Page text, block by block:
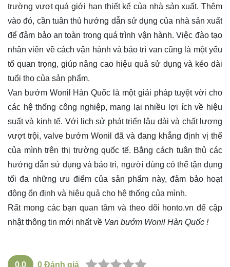
trường vượt quá giới hạn thiết kế của nhà sản xuất. Thêm
vào đó, cần tuân thủ hướng dẫn sử dụng của nhà sản xuất
để đảm bảo an toàn trong quá trình vận hành. Việc đào tạo
nhân viên về cách vận hành và bảo trì van cũng là một yếu
tố quan trọng, giúp nâng cao hiệu quả sử dụng và kéo dài
tuổi thọ của sản phẩm.
Van bướm Wonil Hàn Quốc là một giải pháp tuyệt vời cho
các hệ thống công nghiệp, mang lại nhiều lợi ích về hiệu
suất và kinh tế. Với lịch sử phát triển lâu dài và chất lượng
vượt trội, valve bướm Wonil đã và đang khẳng định vị thế
của mình trên thị trường quốc tế. Bằng cách tuân thủ các
hướng dẫn sử dụng và bảo trì, người dùng có thể tận dụng
tối đa những ưu điểm của sản phẩm này, đảm bảo hoạt
động ổn định và hiệu quả cho hệ thống của mình.
Rất mong các bạn quan tâm và theo dõi honto.vn để cập
nhật thông tin mới nhất về Van bướm Wonil Hàn Quốc !
0.0 0 Đánh giá